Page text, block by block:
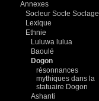
Annexes
Socleur Socle Soclage
Lexique
Ethnie
Luluwa lulua
Baoulé
Dogon
résonnances
mythiques dans la
statuaire Dogon
Ashanti